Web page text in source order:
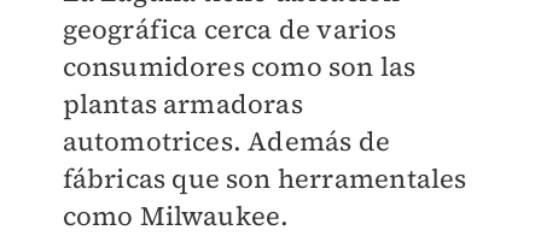
geográfica cerca de varios
consumidores como son las
plantas armadoras
automotrices. Además de
fábricas que son herramentales
como Milwaukee.